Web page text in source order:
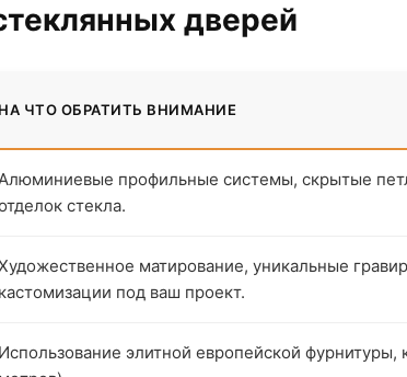
дверей
НА ЧТО ОБРАТИТЬ ВНИМАНИЕ
профильные системы, скрытые
стекла.
матирование, уникальные
кастомизации под ваш проект.
Использование элитной европейской фурнитуры,